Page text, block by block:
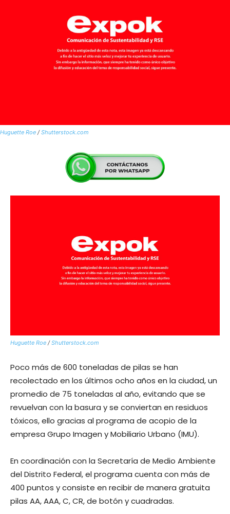
Huguette Roe /Shutterstock.com
Huguette Roe /Shutterstock.com
Poco más de 600 toneladas de pilas se han
recolectado en los últimos ocho años en la ciudad, un
promedio de 75 toneladas al año, evitando que se
revuelvan con la basura y se conviertan en residuos
tóxicos, ello gracias al programa de acopio de la
empresa Grupo Imagen y Mobiliario Urbano (IMU).
En coordinación con la Secretaría de Medio Ambiente
del Distrito Federal, el programa cuenta con más de
400 puntos y consiste en recibir de manera gratuita
pilas AA, AAA, C, CR, de botón y cuadradas.